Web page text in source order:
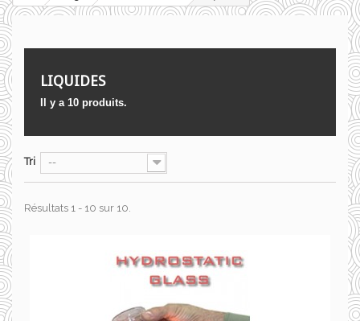
LIQUIDES
Il y a 10 produits.
Tri --
Résultats 1 - 10 sur 10.